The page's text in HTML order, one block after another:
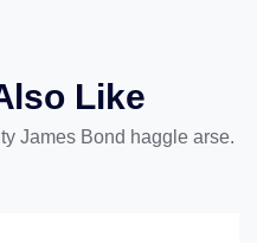
Like
James Bond haggle arse.